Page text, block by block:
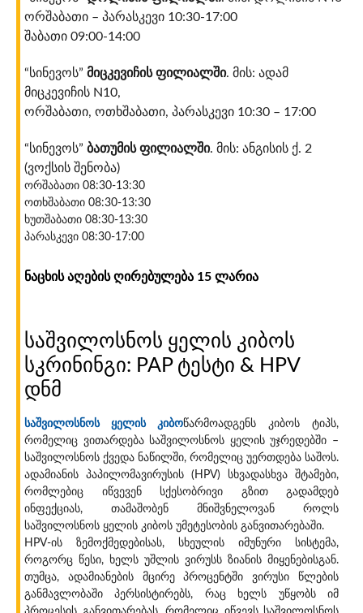
ორშაბათი – პარასკევი 10:30-17:00
შაბათი 09:00-14:00
“სინევოს” მიცკევიჩის ფილიალში. მის: ადამ
მიცკევიჩის N10,
ორშაბათი, ოთხშაბათი, პარასკევი 10:30 – 17:00
“სინევოს” ბათუმის ფილიალში. მის: ანგისის ქ. 2
(ვოქსის შენობა)
ორშაბათი 08:30-13:30
ოთხშაბათი 08:30-13:30
ხუთშაბათი 08:30-13:30
პარასკევი 08:30-17:00
ნაცხის აღების ღირებულება 15 ლარია
საშვილოსნოს ყელის კიბოს
სკრინინგი: PAP ტესტი & HPV
დნმ
საშვილოსნოს ყელის კიბოწარმოადგენს კიბოს ტიპს,
რომელიც ვითარდება საშვილოსნოს ყელის უჯრედებში –
საშვილოსნოს ქვედა ნაწილში, რომელიც უერთდება საშოს.
ადამიანის პაპილომავირუსის (HPV) სხვადასხვა შტამები,
რომლებიც იწვევენ სქესობრივი გზით გადამდებ
ინფექციას, თამაშობენ მნიშვნელოვან როლს
საშვილოსნოს ყელის კიბოს უმეტესობის განვითარებაში.
HPV-ის ზემოქმედებისას, სხეულის იმუნური სისტემა,
როგორც წესი, ხელს უშლის ვირუსს ზიანის მიყენებისგან.
თუმცა, ადამიანების მცირე პროცენტში ვირუსი წლების
განმავლობაში პერსისტირებს, რაც ხელს უწყობს იმ